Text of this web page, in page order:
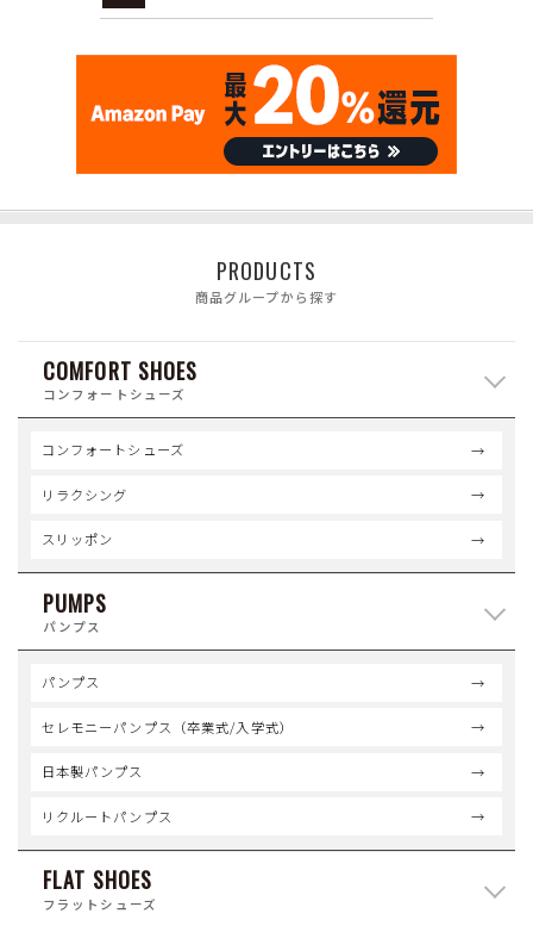
PRODUCTS
商品グループから探す
COMFORT SHOES
コンフォートシューズ
コンフォートシューズ
リラクシング
スリッポン
PUMPS
パンプス
パンプス
セレモニーパンプス（卒業式/入学式）
日本製パンプス
リクルートパンプス
FLAT SHOES
フラットシューズ